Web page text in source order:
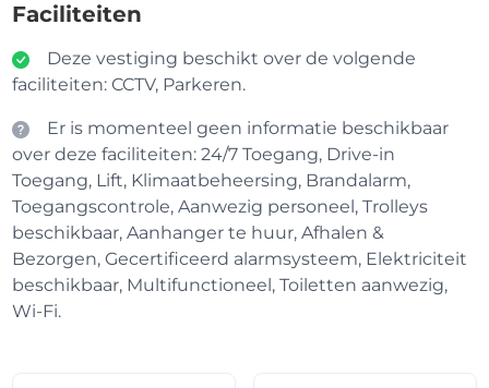
Faciliteiten
Deze vestiging beschikt over de volgende
faciliteiten: CCTV, Parkeren.
Er is momenteel geen informatie beschikbaar
over deze faciliteiten: 24/7 Toegang, Drive-in
Toegang, Lift, Klimaatbeheersing, Brandalarm,
Toegangscontrole, Aanwezig personeel, Trolleys
beschikbaar, Aanhanger te huur, Afhalen &
Bezorgen, Gecertificeerd alarmsysteem, Elektriciteit
beschikbaar, Multifunctioneel, Toiletten aanwezig,
Wi-Fi.